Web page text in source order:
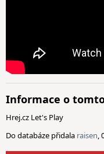
Informace o
Hrej.cz Let's Play
Do databáze přidala raisen,